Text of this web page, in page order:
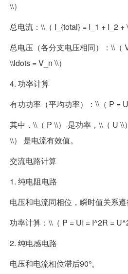
\\）
总电流：\\（ I_{total} = I_1 + I_2 +
总电压（各分支电压相同）：\\（
\\ldots = V_n \\）
4. 功率计算
有功功率（平均功率）：\\（ P = UI
其中，\\（ P \\） 是功率，\\（ U \\
\\） 是电流有效值。
交流电路计算
1. 纯电阻电路
电压和电流同相位，瞬时值关系遵
功率计算：\\（ P = UI = I^2R =
2. 纯电感电路
电压和电流相位滞后90°。